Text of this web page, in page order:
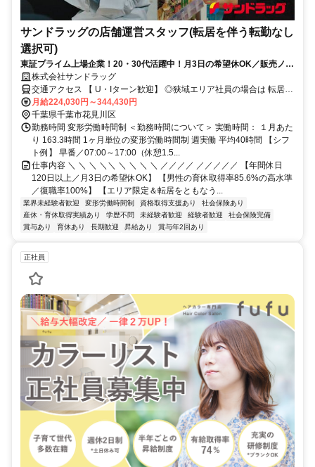
サンドラッグの店舗運営スタッフ(転居を伴う転勤なし
選択可)
東証プライム上場企業！20・30代活躍中！月3日の希望休OK／販売ノル
マなし／年収例32歳SV816万円／販促企画～商品管理など店舗運営がメ
インの仕事
株式会社サンドラッグ
交通アクセス 【 U・Iターン歓迎】 ◎狭域エリア社員の場合は 転居を
伴う転勤はありません。 ◎マイカー通勤OK
月給224,030円～344,430円
千葉県千葉市花見川区
勤務時間 変形労働時間制 ＜勤務時間について＞ 実働時間： １月あた
り 163.3時間 1ヶ月単位の変形労働時間制 週実働 平均40時間 【シフ
ト例】 早番／07:00～17:00（休憩1.5...
仕事内容 ＼ ＼ ＼ ＼＼ ＼ ＼ ＼ ＼ ／／／／ ／／／／／ 【年間休日
120日以上／月3日の希望休OK】 【男性の育休取得率85.6%の高水準
／復職率100%】 【エリア限定＆転居をともなう...
業界未経験者歓迎 変形労働時間制 資格取得支援あり
社会保険あり
産休・育休取得実績あり
学歴不問 未経験者歓迎 経験者歓迎
社会保険完備
賞与あり
育休あり 長期歓迎 昇給あり 賞与年2回あり
正社員